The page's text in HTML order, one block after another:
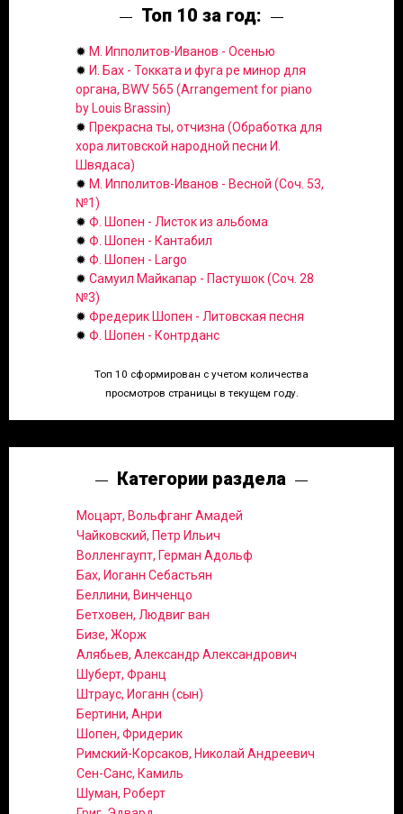
Топ 10 за год:
✹ М. Ипполитов-Иванов - Осенью
✹ И. Бах - Токката и фуга ре минор для
органа, BWV 565 (Arrangement for piano
by Louis Brassin)
✹ Прекрасна ты, отчизна (Обработка для
хора литовской народной песни И.
Швядаса)
✹ М. Ипполитов-Иванов - Весной (Соч. 53,
№1)
✹ Ф. Шопен - Листок из альбома
✹ Ф. Шопен - Кантабил
✹ Ф. Шопен - Largo
✹ Самуил Майкапар - Пастушок (Соч. 28
№3)
✹ Фредерик Шопен - Литовская песня
✹ Ф. Шопен - Контрданс
Топ 10 сформирован с учетом количества
просмотров страницы в текущем году.
Категории раздела
Моцарт, Вольфганг Амадей
Чайковский, Петр Ильич
Волленгаупт, Герман Адольф
Бах, Иоганн Себастьян
Беллини, Винченцо
Бетховен, Людвиг ван
Бизе, Жорж
Алябьев, Александр Александрович
Шуберт, Франц
Штраус, Иоганн (сын)
Бертини, Анри
Шопен, Фридерик
Римский-Корсаков, Николай Андреевич
Сен-Санс, Камиль
Шуман, Роберт